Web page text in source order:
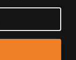
vyhrazena.